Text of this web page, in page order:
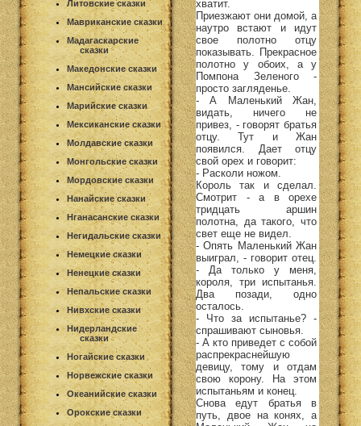
Литовские сказки
Мавриканские сказки
Мадагаскарские
сказки
Македонские сказки
Мансийские сказки
Марийские сказки
Мексиканские сказки
Молдавские сказки
Монгольские сказки
Мордовские сказки
Нанайские сказки
Нганасанские сказки
Негидальские сказки
Немецкие сказки
Ненецкие сказки
Непальские сказки
Нивхские сказки
Нидерландские
сказки
Ногайские сказки
Норвежские сказки
Океанийские сказки
Орокские сказки
хватит.
Приезжают они домой, а
наутро встают и идут
свое полотно отцу
показывать. Прекрасное
полотно у обоих, а у
Помпона Зеленого -
просто загляденье.
- А Маленький Жан,
видать, ничего не
привез, - говорят братья
отцу. Тут и Жан
появился. Дает отцу
свой орех и говорит:
- Расколи ножом.
Король так и сделал.
Смотрит - а в орехе
тридцать аршин
полотна, да такого, что
свет еще не видел.
- Опять Маленький Жан
выиграл, - говорит отец.
- Да только у меня,
короля, три испытанья.
Два позади, одно
осталось.
- Что за испытанье? -
спрашивают сыновья.
- А кто приведет с собой
распрекраснейшую
девицу, тому и отдам
свою корону. На этом
испытаньям и конец.
Снова едут братья в
путь, двое на конях, а